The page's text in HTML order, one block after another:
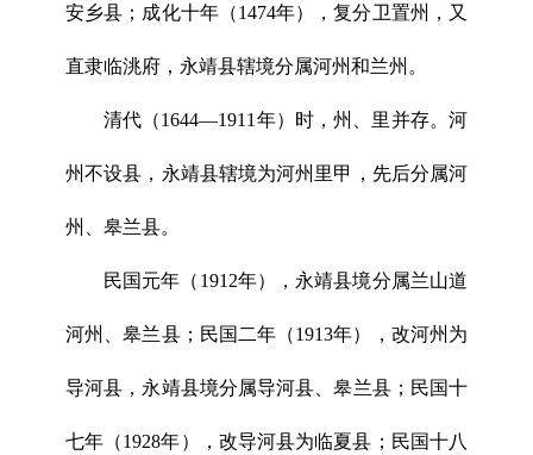
安乡县；成化十年（1474年），复分卫置州，又
直隶临洮府，永靖县辖境分属河州和兰州。
清代（1644—1911年）时，州、里并存。河
州不设县，永靖县辖境为河州里甲，先后分属河
州、皋兰县。
民国元年（1912年），永靖县境分属兰山道
河州、皋兰县；民国二年（1913年），改河州为
导河县，永靖县境分属导河县、皋兰县；民国十
七年（1928年），改导河县为临夏县；民国十八